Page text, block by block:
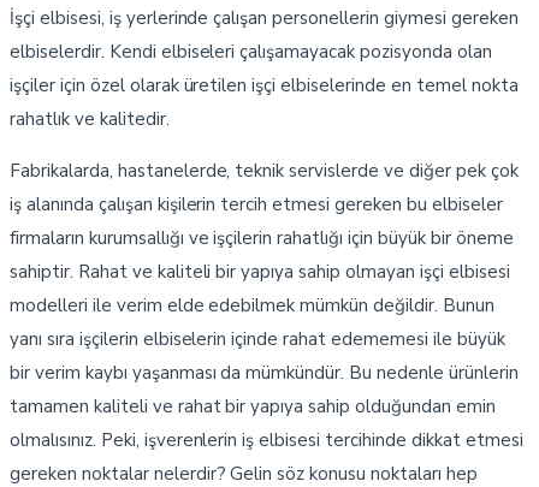
İşçi elbisesi, iş yerlerinde çalışan personellerin giymesi gereken
elbiselerdir. Kendi elbiseleri çalışamayacak pozisyonda olan
işçiler için özel olarak üretilen işçi elbiselerinde en temel nokta
rahatlık ve kalitedir.
Fabrikalarda, hastanelerde, teknik servislerde ve diğer pek çok
iş alanında çalışan kişilerin tercih etmesi gereken bu elbiseler
firmaların kurumsallığı ve işçilerin rahatlığı için büyük bir öneme
sahiptir. Rahat ve kaliteli bir yapıya sahip olmayan işçi elbisesi
modelleri ile verim elde edebilmek mümkün değildir. Bunun
yanı sıra işçilerin elbiselerin içinde rahat edememesi ile büyük
bir verim kaybı yaşanması da mümkündür. Bu nedenle ürünlerin
tamamen kaliteli ve rahat bir yapıya sahip olduğundan emin
olmalısınız. Peki, işverenlerin iş elbisesi tercihinde dikkat etmesi
gereken noktalar nelerdir? Gelin söz konusu noktaları hep